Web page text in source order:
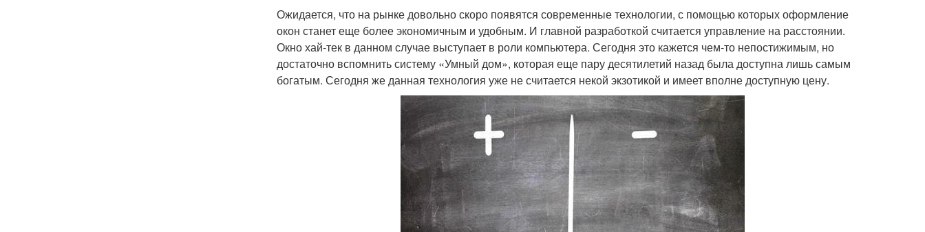
Ожидается, что на рынке довольно скоро появятся современные технологии, с помощью которых оформление
окон станет еще более экономичным и удобным. И главной разработкой считается управление на расстоянии.
Окно хай-тек в данном случае выступает в роли компьютера. Сегодня это кажется чем-то непостижимым, но
достаточно вспомнить систему «Умный дом», которая еще пару десятилетий назад была доступна лишь самым
богатым. Сегодня же данная технология уже не считается некой экзотикой и имеет вполне доступную цену.